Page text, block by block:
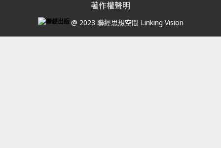
著作權聲明
@ 2023 聯經思想空間 Linking Vision